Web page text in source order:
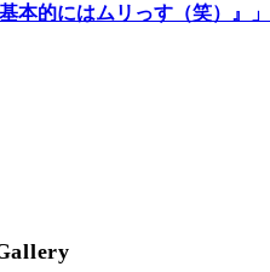
本的にはムリっす（笑）』」